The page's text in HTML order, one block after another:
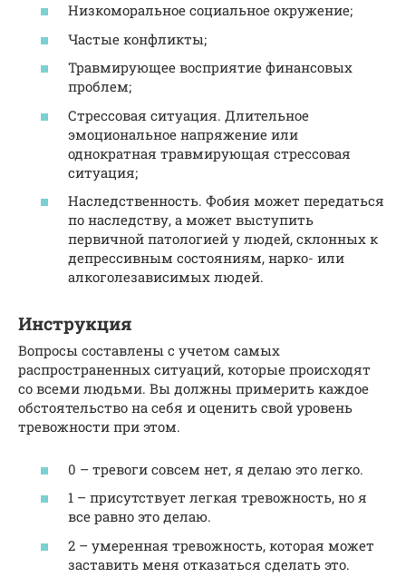
Низкоморальное социальное окружение;
Частые конфликты;
Травмирующее восприятие финансовых
проблем;
Стрессовая ситуация. Длительное
эмоциональное напряжение или
однократная травмирующая стрессовая
ситуация;
Наследственность. Фобия может передаться
по наследству, а может выступить
первичной патологией у людей, склонных к
депрессивным состояниям, нарко- или
алкоголезависимых людей.
Инструкция
Вопросы составлены с учетом самых
распространенных ситуаций, которые происходят
со всеми людьми. Вы должны примерить каждое
обстоятельство на себя и оценить свой уровень
тревожности при этом.
0 – тревоги совсем нет, я делаю это легко.
1 – присутствует легкая тревожность, но я
все равно это делаю.
2 – умеренная тревожность, которая может
заставить меня отказаться сделать это.